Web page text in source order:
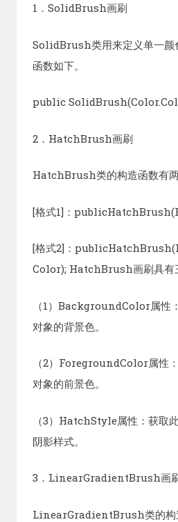
1．SolidBrush画刷
SolidBrush类用来定义单一颜
函数如下。
public
2．HatchBrush画刷
HatchBrush类的构造函数有两
[格式1]：
[格式2]：
Color); HatchBrush画刷具有
（1）BackgroundColor属
对象的背景色。
（2）ForegroundColor属性
对象的前景色。
（3）HatchStyle属性：获取
阴影样式。
3．LinearGradientBrush画
LinearGradientBrush类的构